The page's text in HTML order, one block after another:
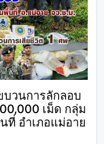
บวนการลักลอบ
เม็ด กลุ่ม
ที่ อำเภอแม่อาย